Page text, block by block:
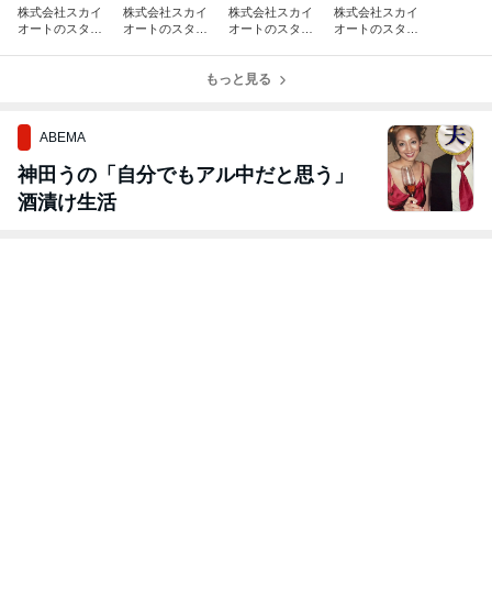
株式会社スカイ
オートのスタッ
株式会社スカイ
オートのスタッ
株式会社スカイ
オートのスタッ
車 販売 買取 中
株式会社スカイ
オートのスタッ
もっと見る
ABEMA
神田うの「自分でもアル中だと思う」
酒漬け生活